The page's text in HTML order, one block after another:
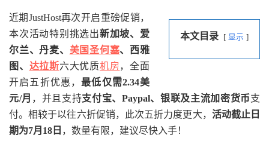
本文目录 显示
近期JustHost再次开启重磅促销，
本次活动特别挑选出新加坡、爱
尔兰、丹麦、 美国圣何塞、西雅
图、 达拉斯六大优质机房，全面
开启五折优惠，最低仅需2.34美
元/月 ，并且支持支付宝、Paypal、银联及主流加密货币支
付。相较于以往六折促销，此次五折力度更大， 活动截止日
期为7月18日 ，数量有限，建议尽快入手！